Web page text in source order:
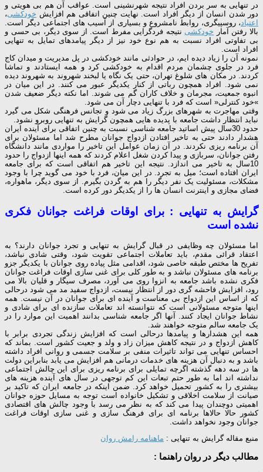
در تنهایی به سر بردن افراد نتیجه شهرنشینی است. عواقب آن هم بی هویتی و
دور شدن انسان از دیگر افراد است. نهایت چنین اتفاقی هم افزایش خودکشی،
اعتیاد، روسپیگری، روابط نامشروع و بسیاری از آسیب های اجتماعی دیگر است.
بالا رفتن آمار خودکشی نتیجه فردگرایی مفرط است. از سوی دیگر، بی حسی و
بی تفاوتی افراد نسبت به هم نوع خود نیز از دیگر پیامدهای تمایل به تنهایی
افراد است.
نمونه آن را زیاد دیده ایم، در حوادثی مانند خودکشی در پل مدیریت و میدان کاج
فرد در جلوی چشمان مردم اقدام به خودکشی کرد و همه ایستادند و تماشا
کردند. در مکان های شلوغ تهران، حتی یک نگاه یا لبخند شهروند به شهروند دیده
نمی شود. افراد همچون رباتی از کنار یکدیگر عبور می کنند. در این میان در
انبوه جمعیت، مجرمان و خلاف کاران گم می شوند. اما نکته دیگر ضعیف شدن
»خود کنترلی« است که فرد با تنهایی دچار آن می شود.
وقتی مهاجرت به شهرهای بزرگ زیاد می شود و تجانس فرهنگی شکل می گیرد
نباید انتظار داشت جامعه با پدیده هایی همچون گرایش به تنهایی روبرو نشود.
حدود 30سال پیش اساتید جامعه شناسی نسبت به چنین اتفاقی برای آینده ایران
هشدار دادند حتی به تاخیر افتادن ازدواج جوانان مطرح شد اما مسئولان برای
آن برنامه ریزی نکردند. در آن زمان عوامل این تاخیر را مواردی مانند دانشگاه
رفتن جوانان، سربازی و پیدا کردن شغل اعلام کردند که همه اینها ازدواج را حدود
10سال به تاخیر می اندازد. نتیجه این تاخیر هم اتفاقی است که برای جامعه
ایران افتاده است؛ میل به تجرد. در این میان، فرد با خود می گوید چرا با وجود
مشکلات، مسئولیت یک نفر دیگر را هم به گردن بگیرم. از سوی دیگر، ماهواره،
فضای مجازی و اینترنت انسان ها را از یکدیگر دور کرده است.
گرایش به تنهایی : برای اوقات فراغت جوانان فکری
نشده است
اما مسئولان چه وظایفی در قبال گرایش به تنهایی و تجرد جوانان دارند؟ به
اعتقاد قرائی مقدم، باید تعاملات اجتماعی تقویت شود، وقتی شادی نباشد،
تفریح ها مختص طبقه خاصی شود، اقدامی مثل پیاده روی جوانان با یکدیگر جزو
برنامه های مسئولان نباشد و به طور کلی برای غنی سازی اوقات فراغت جوانان
فکری نشده باشد جامعه به انزوا روی می آورد، مصرف سیگار و قلیان بالا می
رود، افزایش فاحشه گری دور از انتظار نیست، ازدواج سفید مد می شود درحالی
که از اساس این ازدواج بی معناست و آینده ای برای جوانان در آن نیست. همه
اینها متوجه مسئولانی است که نتوانسته اند تعاملات سازنده ای برای شادی و
نشاط جوانان ایجاد کنند. آنها اگر جامعه شناسی بدانند اهمیت این موارد را در
یک جامعه سالم متوجه خواهند شد.
همه این هشدارها و پیامدها درحالی است که افزایش زندگی تجردی برابر با
کاهش ازدواج و در نتیجه کاهش میزان زاد و ولد و جعیت کشور است. بماند که
احساس تنهایی می تواند تاثیرات منفی بر سلامت جسمی و روانی افراد داشته
باشد و به دنبال آن هزینه های خدمات درمانی هم افزایش می یابد بنابراین دولت
ها در سه دهه گذشته اگرچه تمایلی برای برنامه ریزی برای این چالش اجتماعی
نداشته اند اما به طور حتم تبعات این کم توجهی در سال های آینده هزینه های
بیشتری را به کشور تحمیل خواهد کرد. ضمن اینکه در جامعه ایران که تاکید بر
صیانت از سلامت اخلاقی و تشکیل خانواده است توجه به مسایل حوزه جوانان
اهمیتی دوچندان پیدا می کند که به نظر می رسد با وجود چالش های اقتصادی
کشور حالا حالاها برنامه ای برای فرهنگ سازی و غنی سازی اوقات فراغت
جوانان وجود نخواهد داشت.
منبع مقاله گرایش به تنهایی : ماهنامه رامش روان
مطالب دیگر در روان راهنما :